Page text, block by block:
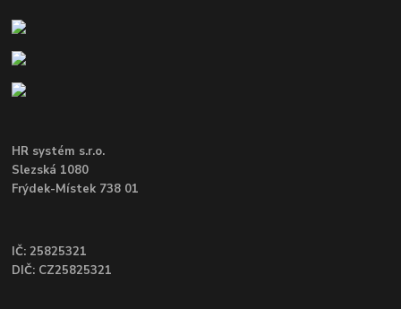
HR systém s.r.o.
Slezská 1080
Frýdek-Místek 738 01
IČ: 25825321
DIČ: CZ25825321